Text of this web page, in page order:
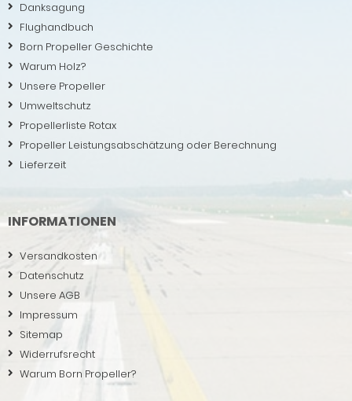
Danksagung
Flughandbuch
Born Propeller Geschichte
Warum Holz?
Unsere Propeller
Umweltschutz
Propellerliste Rotax
Propeller Leistungsabschätzung oder Berechnung
Lieferzeit
INFORMATIONEN
Versandkosten
Datenschutz
Unsere AGB
Impressum
Sitemap
Widerrufsrecht
Warum Born Propeller?